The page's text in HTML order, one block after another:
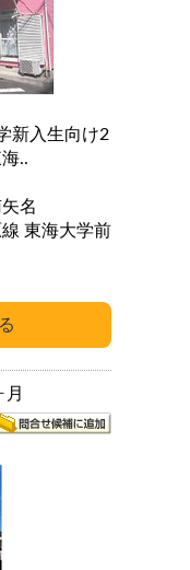
新入生向け2
..
名
東海大学前
月